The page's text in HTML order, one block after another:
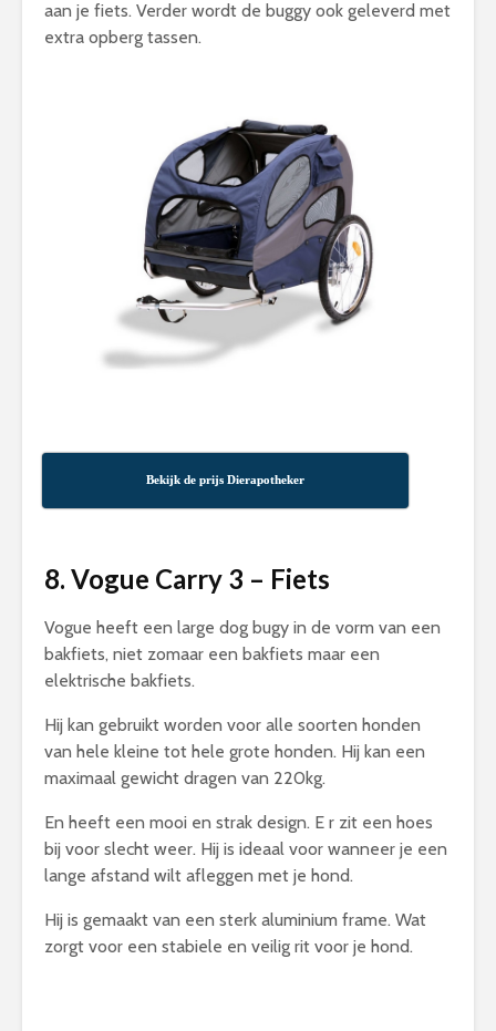
aan je fiets. Verder wordt de buggy ook geleverd met
extra opberg tassen.
Bekijk de prijs Dierapotheker
8. Vogue Carry 3 – Fiets
Vogue heeft een large dog bugy in de vorm van een
bakfiets, niet zomaar een bakfiets maar een
elektrische bakfiets.
Hij kan gebruikt worden voor alle soorten honden
van hele kleine tot hele grote honden. Hij kan een
maximaal gewicht dragen van 220kg.
En heeft een mooi en strak design. E r zit een hoes
bij voor slecht weer. Hij is ideaal voor wanneer je een
lange afstand wilt afleggen met je hond.
Hij is gemaakt van een sterk aluminium frame. Wat
zorgt voor een stabiele en veilig rit voor je hond.